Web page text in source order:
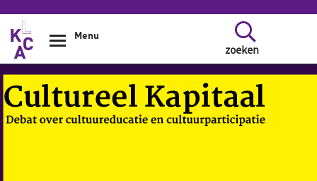
Overslaan en naar de inhoud gaan
zoeken
Menu